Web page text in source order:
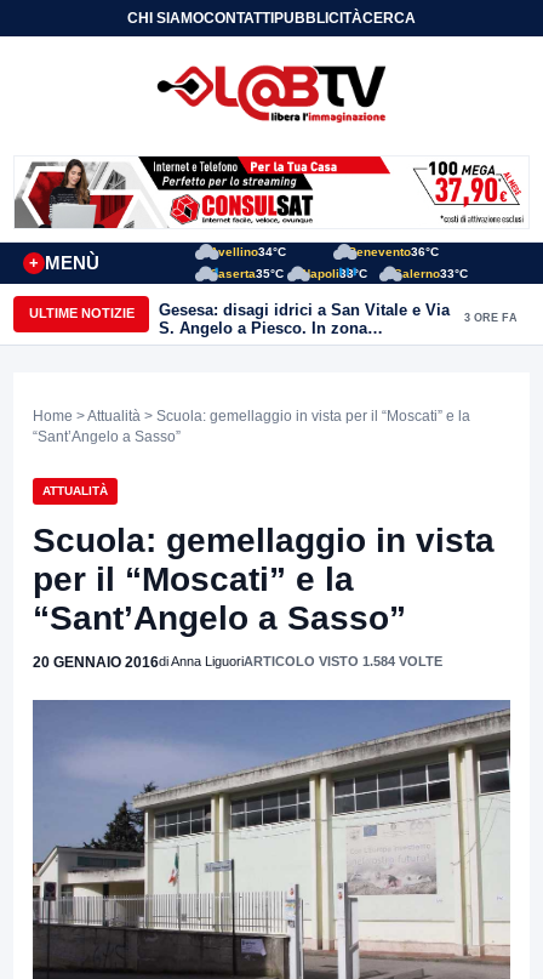
CHI SIAMOCONTATTIPUBBLICITÀCERCA
MENÙ
+
Avellino34°C Benevento36°C
Caserta35°C Napoli33°C Salerno33°C
ULTIME NOTIZIE
Gesesa: disagi idrici a San Vitale e Via
S. Angelo a Piesco. In zona
posizionata l’autobotte
3 ORE FA
Home >Attualità > Scuola: gemellaggio in vista per il “Moscati” e la
“Sant’Angelo a Sasso”
ATTUALITÀ
Scuola: gemellaggio in vista
per il “Moscati” e la
“Sant’Angelo a Sasso”
20 GENNAIO 2016di Anna LiguoriARTICOLO VISTO 1.584 VOLTE